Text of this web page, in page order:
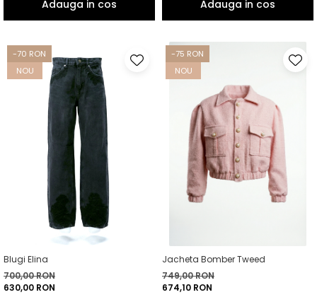
-70 RON
NOU
Blugi Elina
700,00 RON
630,00 RON
-75 RON
NOU
Jacheta Bomber Tweed
749,00 RON
674,10 RON